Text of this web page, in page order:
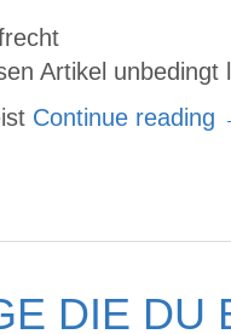
Artikel unbedingt
Continue reading
DIE DU